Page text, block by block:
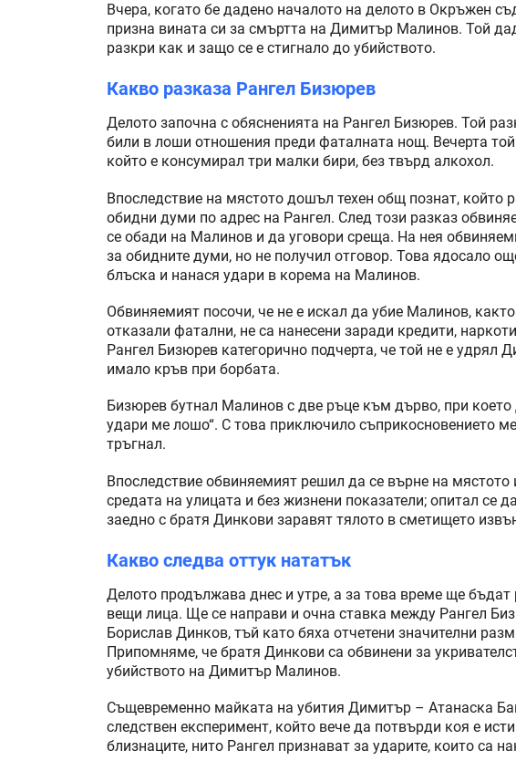
Вчера, когато бе дадено началото на делото в Окръжен
призна вината си за смъртта на Димитър Малинов. Той
разкри как и защо се е стигнало до убийството.
Какво разказа Рангел Бизюрев
Делото започна с обясненията на Рангел Бизюрев. Той
били в лоши отношения преди фаталната нощ. Вечерта
който е консумирал три малки бири, без твърд алкохол.
Впоследствие на мястото дошъл техен общ познат, който
обидни думи по адрес на Рангел. След този разказ
се обади на Малинов и да уговори среща. На нея
за обидните думи, но не получил отговор. Това ядосало
блъска и нанася удари в корема на Малинов.
Обвиняемият посочи, че не е искал да убие Малинов,
отказали фатални, не са нанесени заради кредити,
Рангел Бизюрев категорично подчерта, че той не е удрял
имало кръв при борбата.
Бизюрев бутнал Малинов с две ръце към дърво, при
удари ме лошо“. С това приключило съприкосновението
тръгнал.
Впоследствие обвиняемият решил да се върне на
средата на улицата и без жизнени показатели; опитал се
заедно с братя Динкови заравят тялото в сметището
Какво следва оттук нататък
Делото продължава днес и утре, а за това време ще
вещи лица. Ще се направи и очна ставка между Рангел
Борислав Динков, тъй като бяха отчетени значителни
Припомняме, че братя Динкови са обвинени за
убийството на Димитър Малинов.
Същевременно майката на убития Димитър – Атанаска
следствен експеримент, който вече да потвърди коя е
близнаците, нито Рангел признават за ударите, които са